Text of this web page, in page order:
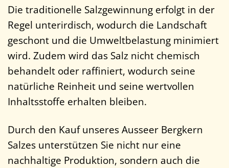
Die traditionelle Salzgewinnung erfolgt in der
Regel unterirdisch, wodurch die Landschaft
geschont und die Umweltbelastung minimiert
wird. Zudem wird das Salz nicht chemisch
behandelt oder raffiniert, wodurch seine
natürliche Reinheit und seine wertvollen
Inhaltsstoffe erhalten bleiben.
Durch den Kauf unseres Ausseer Bergkern
Salzes unterstützen Sie nicht nur eine
nachhaltige Produktion, sondern auch die